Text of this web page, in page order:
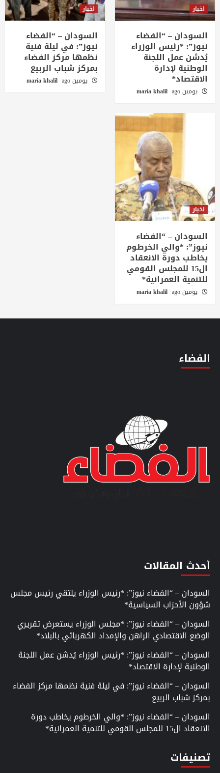
اخبار
السودان – “الفضاء
نيوز”: *رئيس الوزراء
يُدشن عمل اللجنة
الوطنية لإدارة
الاقتصاد*
يومين ago maria khalil
اخبار
السودان – “الفضاء
نيوز”: في ليلة فنية
نظمها مركز الفضاء
بمركز شباب الربيع
يومين ago maria khalil
اخبار
السودان – “الفضاء
نيوز”: *والي الخرطوم
يخاطب دورة الانعقاد
ال15 للمجلس القومي
للتنمية العمرانية*
يومين ago maria khalil
الفضاء
أحدث المقالات
السودان – “الفضاء نيوز”: *رئيس الوزراء يلتقي رئيس مجلس
شؤون الأحزاب السياسية*
السودان – “الفضاء نيوز”: *مجلس الوزراء يستعرض تقريري
الوضع الاقتصادي الراهن والإمداد الكهربائي بالبلاد*
السودان – “الفضاء نيوز”: *رئيس الوزراء يُدشن عمل اللجنة
الوطنية لإدارة الاقتصاد*
السودان – “الفضاء نيوز”: في ليلة فنية نظمها مركز الفضاء
بمركز شباب الربيع
السودان – “الفضاء نيوز”: *والي الخرطوم يخاطب دورة
الانعقاد ال15 للمجلس القومي للتنمية العمرانية*
تصنيفات